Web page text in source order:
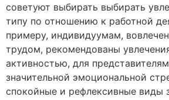
советуют выбирать выбирать
типу по отношению к работной
примеру, индивидуумам,
трудом, рекомендованы
активностью, для
значительной эмоциональной
спокойные и рефлексивные виды